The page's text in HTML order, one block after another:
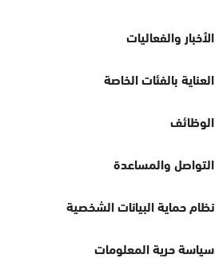
الأخبار والفعاليات
العناية بالفئات الخاصة
الوظائف
التواصل والمساعدة
نظام حماية البيانات الشخصية
سياسة حرية المعلومات